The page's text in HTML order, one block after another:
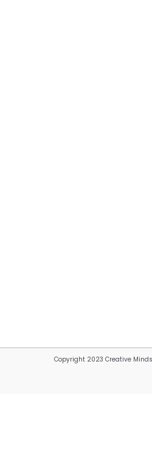
Copyright 2023 Creative